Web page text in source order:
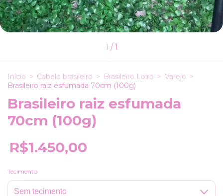
1 /1
Início > Cabelo brasileiro > Brasileiro Loiro > Varejo >
Brasileiro raiz esfumada 70cm (100g)
Brasileiro raiz esfumada
70cm (100g)
R$1.450,00
Tecimento